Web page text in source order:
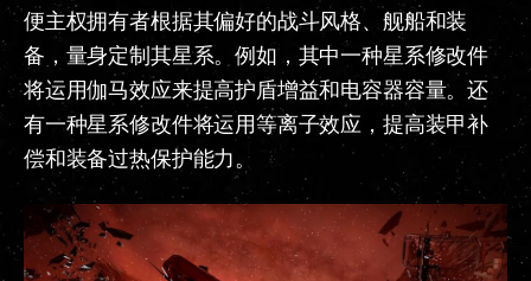
便主权拥有者根据其偏好的战斗风格、舰船和装
备，量身定制其星系。例如，其中一种星系修改件
将运用伽马效应来提高护盾增益和电容器容量。还
有一种星系修改件将运用等离子效应，提高装甲补
偿和装备过热保护能力。